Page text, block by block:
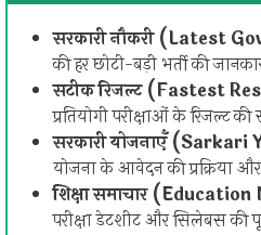
सरकारी नौकरी (Latest
की हर छोटी-बड़ी भर्ती की
सटीक रिजल्ट (Fastest
प्रतियोगी परीक्षाओं के रिजल्ट
सरकारी योजनाएँ (Sarkari
योजना के आवेदन की प्रक्रिया और
शिक्षा समाचार
परीक्षा डेटशीट और सिलेबस की